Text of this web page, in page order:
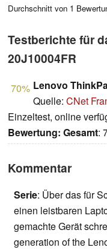
Durchschnitt von 1
Testberichte für
20J10004FR
70% Lenovo
Quelle: CNet
Einzeltest, online
Bewertung: Gesamt:
Kommentar
Serie: Über das für
einen leistbaren
gemachte Gerät
generation of the